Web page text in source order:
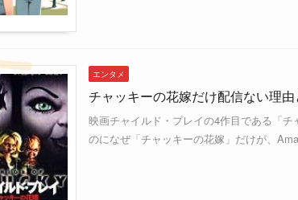
エンタメ
チャッキーの花嫁だけ配信ない理
映画チャイルド・プレイの4作目である「
のになぜ「チャッキーの花嫁」だけが、